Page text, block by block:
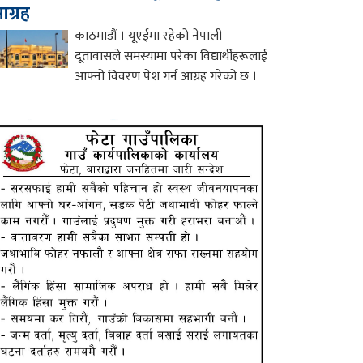
काठमाडौं । यूएईमा रहेको नेपाली
दूतावासले समस्यामा परेका विद्यार्थीहरूलाई
आफ्नो विवरण पेश गर्न आग्रह गरेको छ ।